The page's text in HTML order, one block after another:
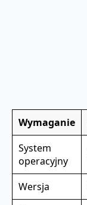
Wymaganie
System
operacyjny
Wersja